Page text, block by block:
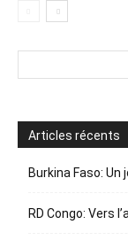
Articles récents
Burkina Faso:
RD Congo: Vers